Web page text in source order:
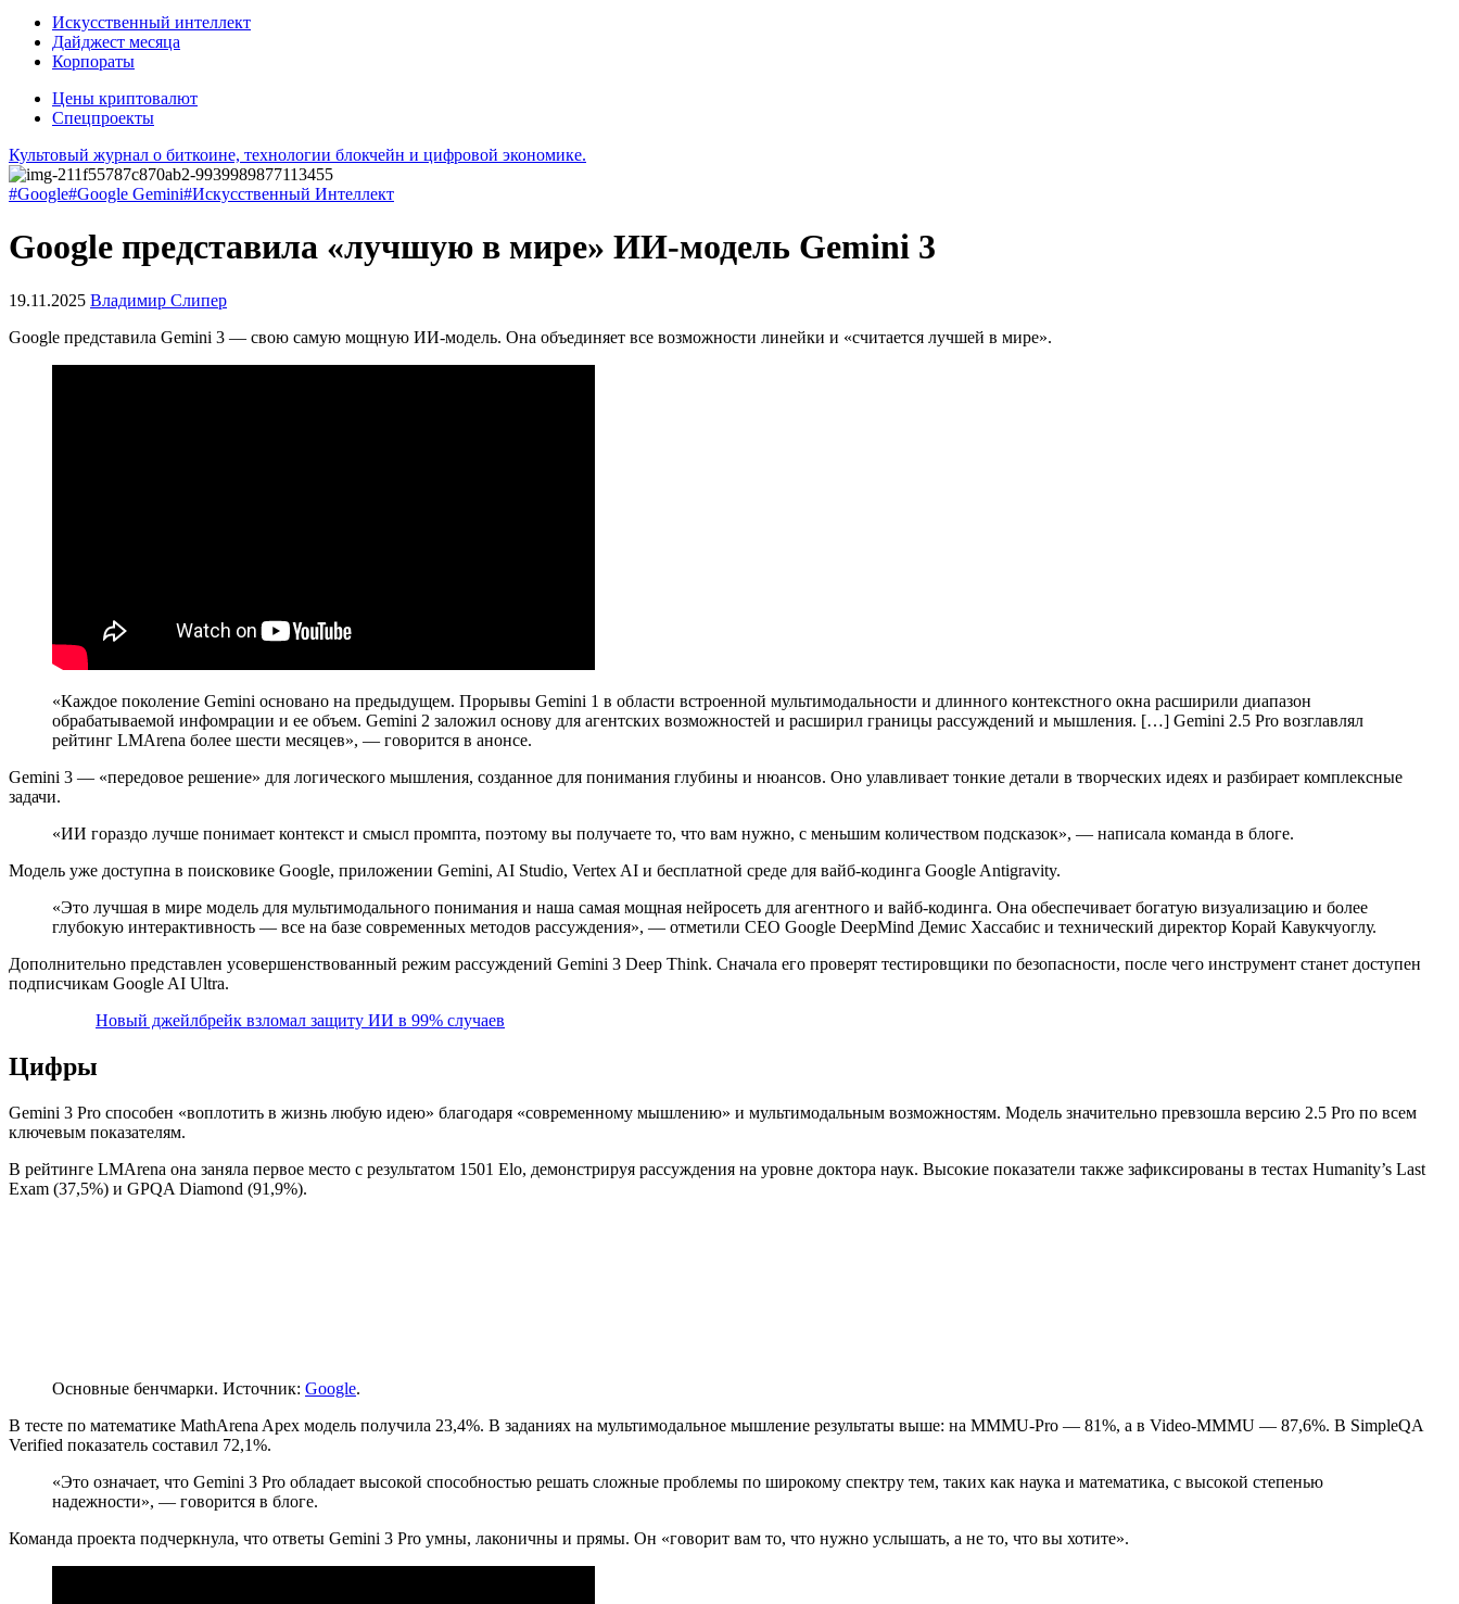
Искусственный интеллект
Дайджест месяца
Корпораты
Цены криптовалют
Спецпроекты
Культовый журнал о биткоине, технологии блокчейн и цифровой экономике.
#Google#Google Gemini#Искусственный Интеллект
Google представила «лучшую в мире» ИИ-модель Gemini 3
19.11.2025 Владимир Слипер
Google представила Gemini 3 — свою самую мощную ИИ-модель. Она объединяет все возможности линейки и «считается лучшей в мире».
«Каждое поколение Gemini основано на предыдущем. Прорывы Gemini 1 в области встроенной мультимодальности и длинного контекстного окна расширили диапазон
обрабатываемой инфомрации и ее объем. Gemini 2 заложил основу для агентских возможностей и расширил границы рассуждений и мышления. […] Gemini 2.5 Pro возглавлял
рейтинг LMArena более шести месяцев», — говорится в анонсе.
Gemini 3 — «передовое решение» для логического мышления, созданное для понимания глубины и нюансов. Оно улавливает тонкие детали в творческих идеях и разбирает комплексные
задачи.
«ИИ гораздо лучше понимает контекст и смысл промпта, поэтому вы получаете то, что вам нужно, с меньшим количеством подсказок», — написала команда в блоге.
Модель уже доступна в поисковике Google, приложении Gemini, AI Studio, Vertex AI и бесплатной среде для вайб-кодинга Google Antigravity.
«Это лучшая в мире модель для мультимодального понимания и наша самая мощная нейросеть для агентного и вайб-кодинга. Она обеспечивает богатую визуализацию и более
глубокую интерактивность — все на базе современных методов рассуждения», — отметили CEO Google DeepMind Демис Хассабис и технический директор Корай Кавукчуоглу.
Дополнительно представлен усовершенствованный режим рассуждений Gemini 3 Deep Think. Сначала его проверят тестировщики по безопасности, после чего инструмент станет доступен
подписчикам Google AI Ultra.
Новый джейлбрейк взломал защиту ИИ в 99% случаев
Цифры
Gemini 3 Pro способен «воплотить в жизнь любую идею» благодаря «современному мышлению» и мультимодальным возможностям. Модель значительно превзошла версию 2.5 Pro по всем
ключевым показателям.
В рейтинге LMArena она заняла первое место с результатом 1501 Elo, демонстрируя рассуждения на уровне доктора наук. Высокие показатели также зафиксированы в тестах Humanity’s Last
Exam (37,5%) и GPQA Diamond (91,9%).
Основные бенчмарки. Источник: Google.
В тесте по математике MathArena Apex модель получила 23,4%. В заданиях на мультимодальное мышление результаты выше: на MMMU-Pro — 81%, а в Video-MMMU — 87,6%. В SimpleQA
Verified показатель составил 72,1%.
«Это означает, что Gemini 3 Pro обладает высокой способностью решать сложные проблемы по широкому спектру тем, таких как наука и математика, с высокой степенью
надежности», — говорится в блоге.
Команда проекта подчеркнула, что ответы Gemini 3 Pro умны, лаконичны и прямы. Он «говорит вам то, что нужно услышать, а не то, что вы хотите».